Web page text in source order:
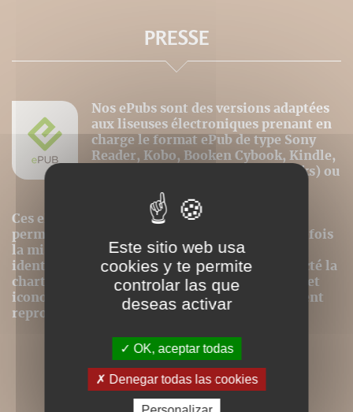
PRESSE
Nos ePubs sont des versions adaptées
aux liseuses électroniques prenant en
charge le format ePub de type Sony
Reader, Kobo, Booken Cybook, Kindle,
Ipad ou Iphone (avec l'appli iBooks) ou
Ces ePubs sont alors revus et optimisés pour
permettre le meilleur confort de lecture, toutefois
la mise en page n'est donc pas strictement
identique même si nous avons au mieux respecté la
charte graphique initiale. Les contenus textes et
iconographiques sont, par contre, intégralement
reproduits dans ce format.
Este sitio web usa
cookies y te permite
controlar las que
deseas activar
OK, aceptar todas
Denegar todas las cookies